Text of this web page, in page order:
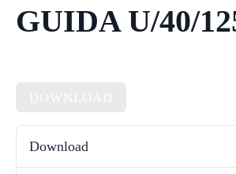
GUIDA U/40/
Download